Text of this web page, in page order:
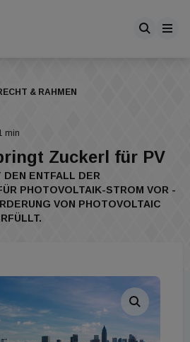
& RAHMEN
min
Zuckerl für PV
DEN ENTFALL DER
PHOTOVOLTAIK-STROM VOR -
VON PHOTOVOLTAIC